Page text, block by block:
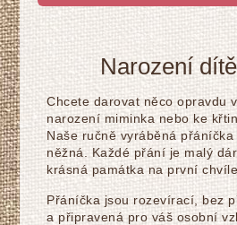
Narození
Chcete darovat něco opravdu
narození miminka nebo ke
Naše ručně vyráběná přáníčka
něžná. Každé přání je malý
krásná památka na první
Přáníčka jsou rozevírací, bez
a připravená pro váš osobní